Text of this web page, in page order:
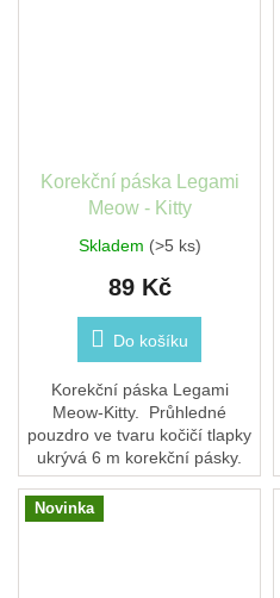
Korekční páska Legami
Meow - Kitty
Skladem (>5 ks)
89 Kč
Do košíku
Korekční páska Legami
Meow-Kitty. Průhledné
pouzdro ve tvaru kočičí tlapky
ukrývá 6 m korekční pásky.
Na opravenou plochu lze
ihned psát. Hravý doplněk z
Novinka